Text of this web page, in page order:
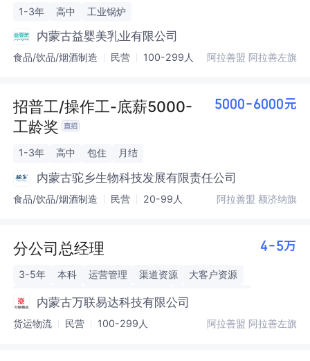
1-3年 高中 工业锅炉
内蒙古益婴美乳业有限公司
食品/饮品/烟酒制造 民营 100-299人 阿拉善盟 阿拉善左旗
招普工/操作工-底薪5000-
工龄奖
5000-6000元
1-3年 高中 包住 月结
内蒙古驼乡生物科技发展有限责任公司
食品/饮品/烟酒制造 民营 20-99人 阿拉善盟 额济纳旗
分公司总经理 4-5万
3-5年 本科 运营管理 渠道资源
大客户资源
物流行业管理
区域业务战略制定 成本与风险管控
内蒙古万联易达科技有限公司
货运物流 民营 100-299人 阿拉善盟 阿拉善左旗